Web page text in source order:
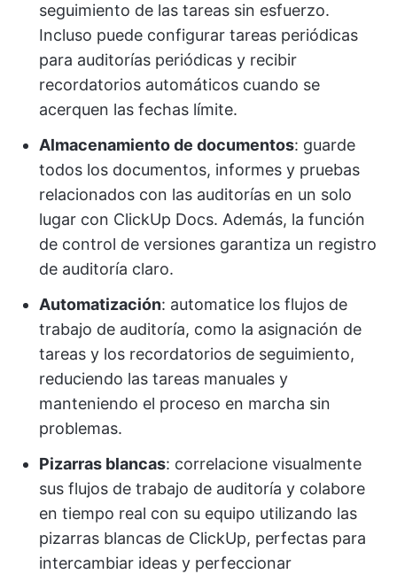
seguimiento de las tareas sin esfuerzo.
Incluso puede configurar tareas periódicas
para auditorías periódicas y recibir
recordatorios automáticos cuando se
acerquen las fechas límite.
Almacenamiento de documentos: guarde
todos los documentos, informes y pruebas
relacionados con las auditorías en un solo
lugar con ClickUp Docs. Además, la función
de control de versiones garantiza un registro
de auditoría claro.
Automatización: automatice los flujos de
trabajo de auditoría, como la asignación de
tareas y los recordatorios de seguimiento,
reduciendo las tareas manuales y
manteniendo el proceso en marcha sin
problemas.
Pizarras blancas: correlacione visualmente
sus flujos de trabajo de auditoría y colabore
en tiempo real con su equipo utilizando las
pizarras blancas de ClickUp, perfectas para
intercambiar ideas y perfeccionar